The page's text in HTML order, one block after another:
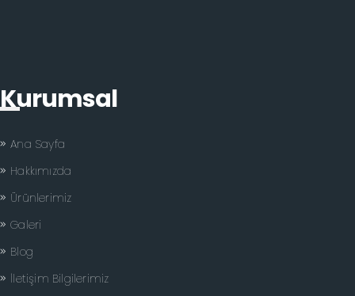
Kurumsal
Ana Sayfa
Hakkımızda
Ürünlerimiz
Galeri
Blog
İletişim Bilgilerimiz